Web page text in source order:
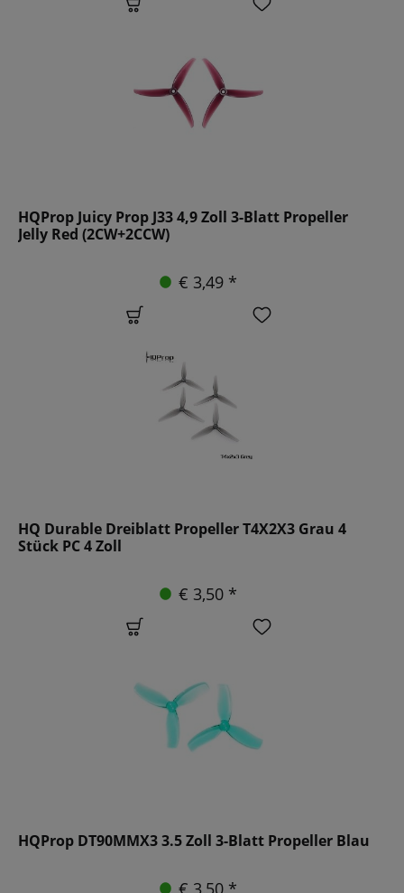
HQProp Juicy Prop J33 4,9 Zoll 3-Blatt Propeller
Jelly Red (2CW+2CCW)
€ 3,49 *
HQ Durable Dreiblatt Propeller T4X2X3 Grau 4
Stück PC 4 Zoll
€ 3,50 *
HQProp DT90MMX3 3.5 Zoll 3-Blatt Propeller Blau
€ 3,50 *